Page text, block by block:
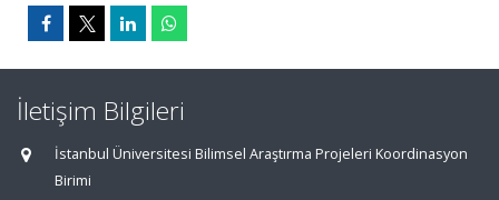
İletişim Bilgileri
İstanbul Üniversitesi Bilimsel Araştırma Projeleri Koordinasyon
Birimi